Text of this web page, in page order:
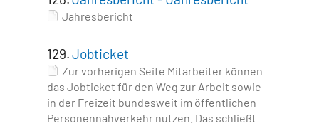
Jahresbericht
129.Jobticket
Zur vorherigen Seite Mitarbeiter können
das Jobticket für den Weg zur Arbeit sowie
in der Freizeit bundesweit im öffentlichen
Personennahverkehr nutzen. Das schließt